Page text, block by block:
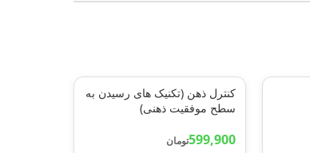
کنترل ذهن (تکنیک های رسیدن به
سطح موفقیت ذهنی)
599,900تومان